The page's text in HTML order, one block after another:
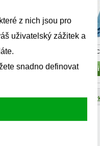
z nich jsou pro
uživatelský zážitek a
snadno definovat
MR4764
38 Kč
Utěrka
Čistící a
MOS... Násada